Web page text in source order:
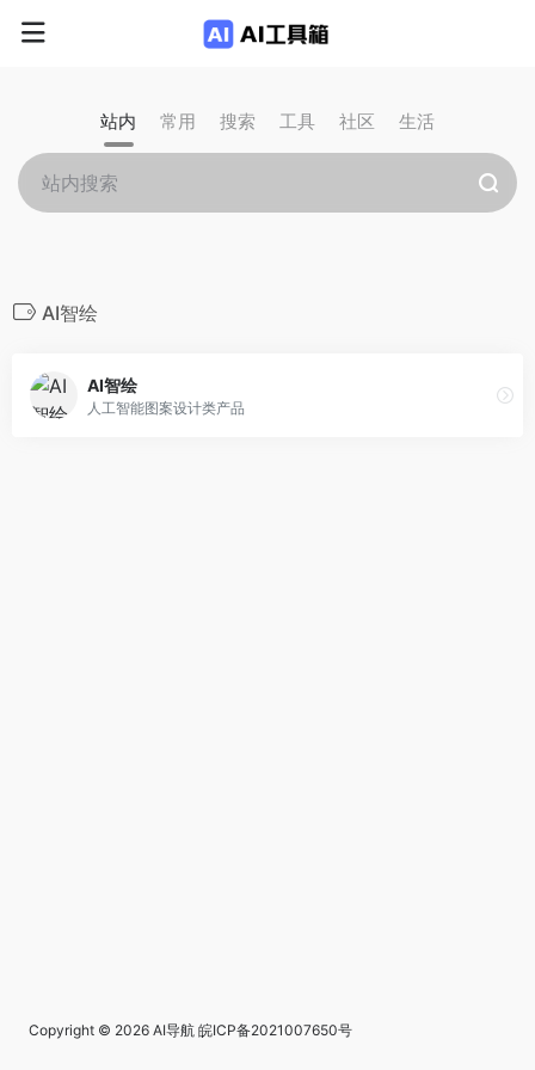
站内 常用 搜索 工具 社区 生活
AI智绘
AI智绘
人工智能图案设计类产品
Copyright © 2026 AI导航 皖ICP备2021007650号